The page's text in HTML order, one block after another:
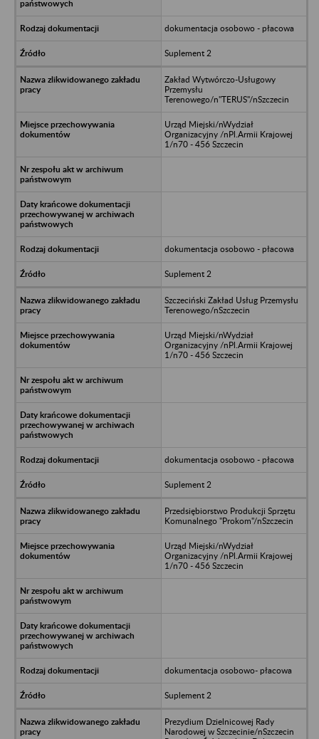
dokumentacja osobowo - płacowa
Suplement 2
Zakład Wytwórczo-Usługowy
Przemysłu
Terenowego/n"TERUS"/nSzczecin
Urząd Miejski/nWydział
Organizacyjny /nPl.Armii Krajowej
1/n70 - 456 Szczecin
dokumentacja osobowo - płacowa
Suplement 2
Szczeciński Zakład Usług Przemysłu
Terenowego/nSzczecin
Urząd Miejski/nWydział
Organizacyjny /nPl.Armii Krajowej
1/n70 - 456 Szczecin
dokumentacja osobowo - płacowa
Suplement 2
Przedsiębiorstwo Produkcji Sprzętu
Komunalnego "Prokom"/nSzczecin
Urząd Miejski/nWydział
Organizacyjny /nPl.Armii Krajowej
1/n70 - 456 Szczecin
dokumentacja osobowo- płacowa
Suplement 2
Prezydium Dzielnicowej Rady
Narodowej w Szczecinie/nSzczecin